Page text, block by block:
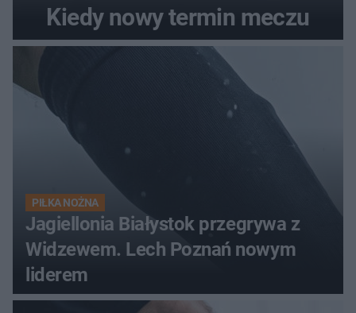
Kiedy nowy termin meczu
PIŁKA NOŻNA
Jagiellonia Białystok przegrywa z
Widzewem. Lech Poznań nowym
liderem